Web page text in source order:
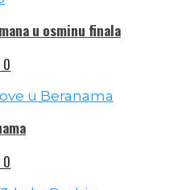
u osminu finala
0
0